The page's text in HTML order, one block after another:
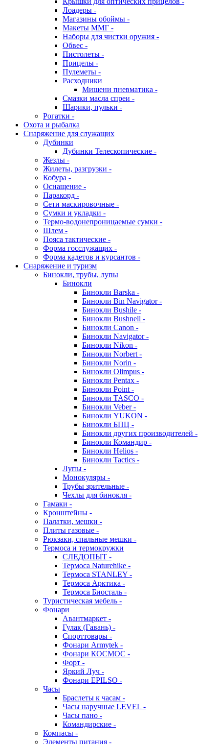
Лоадеры -
Магазины обоймы -
Макеты ММГ -
Наборы для чистки оружия -
Обвес -
Пистолеты -
Прицелы -
Пулеметы -
Расходники
Мишени пневматика -
Смазки масла спреи -
Шарики, пульки -
Рогатки -
Охота и рыбалка
Снаряжение для служащих
Дубинки
Дубинки Телескопические -
Жезлы -
Жилеты, разгрузки -
Кобура -
Оснащение -
Паракорд -
Сети маскировочные -
Сумки и укладки -
Термо-водонепроницаемые сумки -
Шлем -
Пояса тактические -
Форма госслужащих -
Форма кадетов и курсантов -
Снаряжение и туризм
Бинокли, трубы, лупы
Бинокли
Бинокли Barska -
Бинокли Bin Navigator -
Бинокли Bushile -
Бинокли Bushnell -
Бинокли Canon -
Бинокли Navigator -
Бинокли Nikon -
Бинокли Norbert -
Бинокли Norin -
Бинокли Olimpus -
Бинокли Pentax -
Бинокли Point -
Бинокли TASCO -
Бинокли Veber -
Бинокли YUKON -
Бинокли БПЦ -
Бинокли других производителей -
Бинокли Командир -
Бинокли Helios -
Бинокли Tactics -
Лупы -
Монокуляры -
Трубы зрительные -
Чехлы для бинокля -
Гамаки -
Кронштейны -
Палатки, мешки -
Плиты газовые -
Рюкзаки, спальные мешки -
Термоса и термокружки
СЛЕДОПЫТ -
Термоса Naturehike -
Термоса STANLEY -
Термоса Арктика -
Термоса Биосталь -
Туристическая мебель -
Фонари
Авантмаркет -
Гулак (Гавань) -
Спорттовары -
Фонари Armytek -
Фонари КОСМОС -
Форт -
Яркий Луч -
Фонари EPILSO -
Часы
Браслеты к часам -
Часы наручные LEVEL -
Часы пано -
Командирские -
Компасы -
Элементы питания -